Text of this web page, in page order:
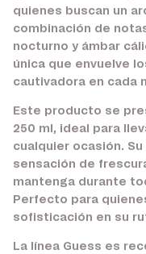
quienes buscan un
combinación de
nocturno y ámbar
única que envuelve
cautivadora en cada
Este producto se
250 ml, ideal para
cualquier ocasión.
sensación de
mantenga durante
Perfecto para
sofisticación en su
La línea Guess es